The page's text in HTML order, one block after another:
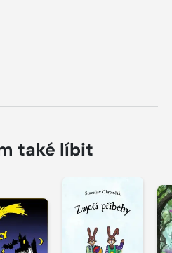
také líbit